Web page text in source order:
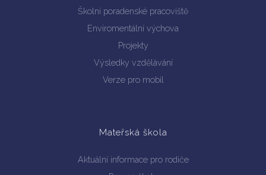
Školní poradenské pracoviště
Enviromentální výchova
Projekty
Výsledky vzdělávání
Verze pro mobil
Mateřská škola
Aktuální informace pro rodiče